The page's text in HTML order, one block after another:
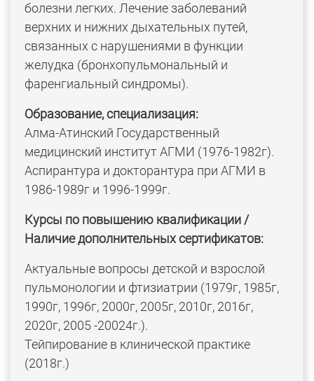
болезни легких. Лечение заболеваний
верхних и нижних дыхательных путей,
связанных с нарушениями в функции
желудка (бронхопульмональный и
фаренгиальный синдромы).
Образование, специализация:
Алма-Атинский Государственный
медицинский институт АГМИ (1976-1982г).
Аспирантура и докторантура при АГМИ в
1986-1989г и 1996-1999г.
Курсы по повышению квалификации /
Наличие дополнительных сертификатов:
Актуальные вопросы детской и взрослой
пульмонологии и фтизиатрии (1979г, 1985г,
1990г, 1996г, 2000г, 2005г, 2010г, 2016г,
2020г, 2005 -20024г.).
Тейпирование в клинической практике
(2018г.)